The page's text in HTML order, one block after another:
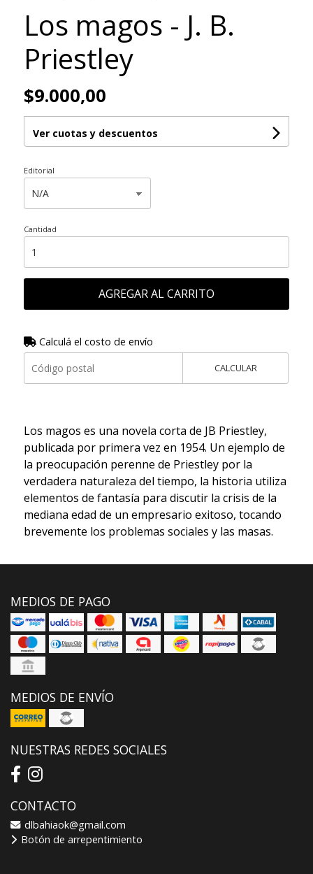
Los magos - J. B.
Priestley
$9.000,00
Ver cuotas y descuentos
Editorial
Cantidad
AGREGAR AL CARRITO
Calculá el costo de envío
CALCULAR
Los magos es una novela corta de JB Priestley,
publicada por primera vez en 1954. Un ejemplo de
la preocupación perenne de Priestley por la
verdadera naturaleza del tiempo, la historia utiliza
elementos de fantasía para discutir la crisis de la
mediana edad de un empresario exitoso, tocando
brevemente los problemas sociales y las masas.
MEDIOS DE PAGO
MEDIOS DE ENVÍO
NUESTRAS REDES SOCIALES
CONTACTO
dlbahiaok@gmail.com
Botón de arrepentimiento